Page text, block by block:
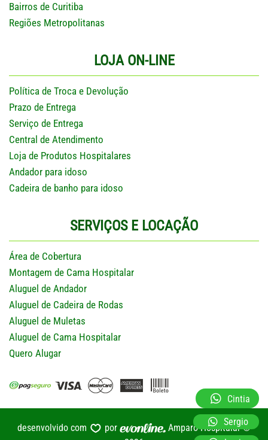
Bairros de Curitiba
Regiões Metropolitanas
LOJA ON-LINE
Política de Troca e Devolução
Prazo de Entrega
Serviço de Entrega
Central de Atendimento
Loja de Produtos Hospitalares
Andador para idoso
Cadeira de banho para idoso
SERVIÇOS E LOCAÇÃO
Área de Cobertura
Montagem de Cama Hospitalar
Aluguel de Andador
Aluguel de Cadeira de Rodas
Aluguel de Muletas
Aluguel de Cama Hospitalar
Quero Alugar
desenvolvido com por
Amparo Hospitalar ©
Cintia
Sergio